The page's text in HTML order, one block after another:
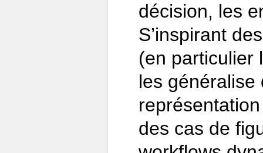
décision, les
S’inspirant
(en particulier
les
des cas de